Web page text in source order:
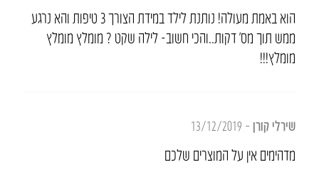
הוא באמת מעולה! נותנת לילד במידת הצורך 3 טיפות והא נרגע
ממש תוך מס’ דקות..והכי חשוב- לילה שקט ? מומלץ מומלץ
מומלץ!!!
שירלי קורן –
13/12/2019
מדהימים אין על המוצרים שלכם